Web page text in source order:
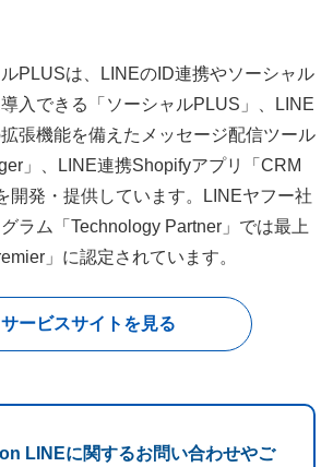
PLUSは、LINEのID連携やソーシャル
入できる「ソーシャルPLUS」、LINE
張機能を備えたメッセージ配信ツール
」、LINE連携Shopifyアプリ「CRM
開発・提供しています。LINEヤフー社
ラム「Technology Partner」では最上
」に認定されています。
サービスサイトを見る
LINEに関するお問い合わせやご